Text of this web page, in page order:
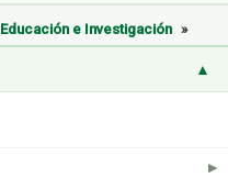
▲
▶
Educación e Investigación »